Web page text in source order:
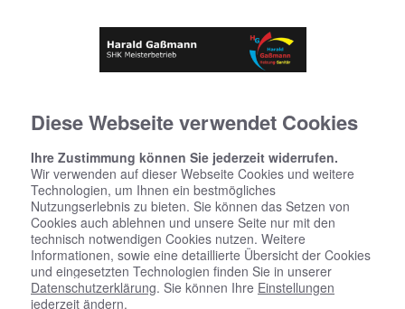
Diese Webseite verwendet Cookies
Ihre Zustimmung können Sie jederzeit widerrufen.
Wir verwenden auf dieser Webseite Cookies und weitere
Technologien, um Ihnen ein bestmögliches
Nutzungserlebnis zu bieten. Sie können das Setzen von
Cookies auch ablehnen und unsere Seite nur mit den
technisch notwendigen Cookies nutzen. Weitere
Informationen, sowie eine detaillierte Übersicht der Cookies
und eingesetzten Technologien finden Sie in unserer
Datenschutzerklärung. Sie können Ihre Einstellungen
jederzeit ändern.